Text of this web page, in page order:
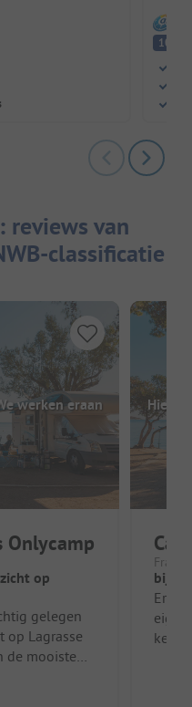
10
reviews van
classificatie
werken eraan
Onlycamp
op
gelegen
op Lagrasse
de mooiste
Hier
bij
Erg